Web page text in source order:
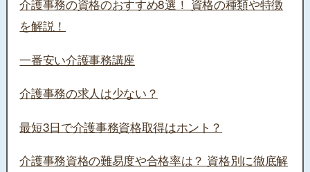
介護事務の資格のおすすめ8選！ 資格の種類や特徴
を解説！
一番安い介護事務講座
介護事務の求人は少ない？
最短3日で介護事務資格取得はホント？
介護事務資格の難易度や合格率は？ 資格別に徹底解